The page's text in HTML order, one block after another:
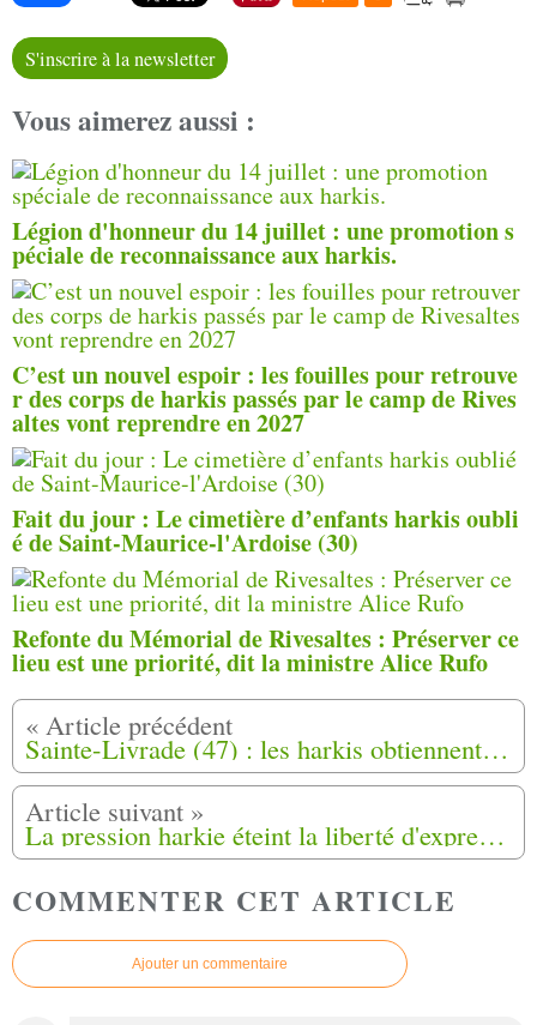
S'inscrire à la newsletter
Vous aimerez aussi :
Légion d'honneur du 14 juillet : une promotion s
péciale de reconnaissance aux harkis.
C’est un nouvel espoir : les fouilles pour retrouve
r des corps de harkis passés par le camp de Rives
altes vont reprendre en 2027
Fait du jour : Le cimetière d’enfants harkis oubli
é de Saint-Maurice-l'Ardoise (30)
Refonte du Mémorial de Rivesaltes : Préserver ce
lieu est une priorité, dit la ministre Alice Rufo
Sainte-Livrade (47) : les harkis obtiennent l’annulation de la projection du film « Résistantes »
La pression harkie éteint la liberté d'expression à Sainte Livrade (47)
COMMENTER CET ARTICLE
Ajouter un commentaire